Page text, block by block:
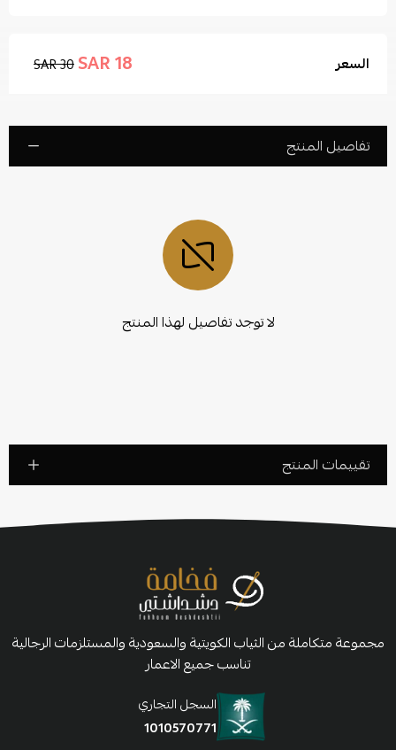
السعر 18 SAR
30 SAR
تفاصيل المنتج
لا توجد تفاصيل لهذا المنتج
تقييمات المنتج
مجموعة متكاملة من الثياب الكويتية والسعودية والمستلزمات الرجالية
تناسب جميع الاعمار
السجل التجاري
1010570771